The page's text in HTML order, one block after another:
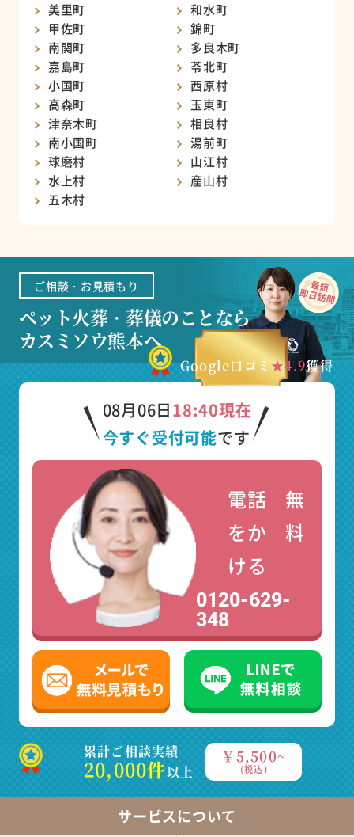
美里町
和水町
甲佐町
錦町
南関町
多良木町
嘉島町
苓北町
小国町
西原村
高森町
玉東町
津奈木町
相良村
南小国町
湯前町
球磨村
山江村
水上村
産山村
五木村
ご相談・お見積もり
ペット火葬・葬儀のことなら
カスミソウ熊本へ
08月06日18:40現在
今すぐ受付可能です
電話
をか
ける
無
料
0120-629-
348
Google口コミ★4.9獲得
累計ご相談実績
20,000件以上
￥5,500~
(税込)
サービスについて